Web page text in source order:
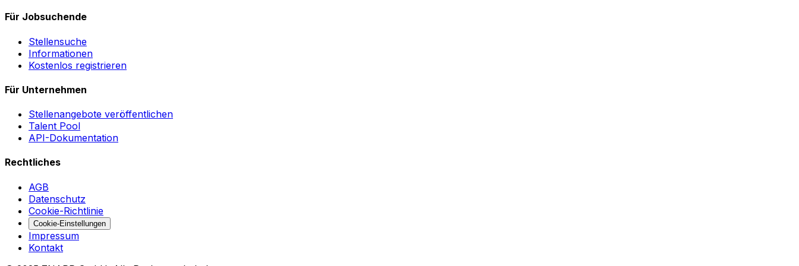
Für Jobsuchende
Stellensuche
Informationen
Kostenlos registrieren
Für Unternehmen
Stellenangebote veröffentlichen
Talent Pool
API-Dokumentation
Rechtliches
AGB
Datenschutz
Cookie-Richtlinie
Cookie-Einstellungen
Impressum
Kontakt